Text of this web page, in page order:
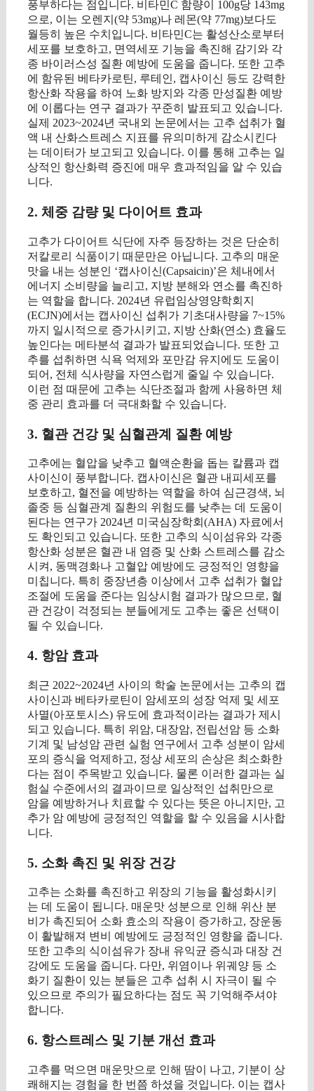
풍부하다는 점입니다. 비타민C 함량이 100g당 143mg
으로, 이는 오렌지(약 53mg)나 레몬(약 77mg)보다도
월등히 높은 수치입니다. 비타민C는 활성산소로부터
세포를 보호하고, 면역세포 기능을 촉진해 감기와 각
종 바이러스성 질환 예방에 도움을 줍니다. 또한 고추
에 함유된 베타카로틴, 루테인, 캡사이신 등도 강력한
항산화 작용을 하여 노화 방지와 각종 만성질환 예방
에 이롭다는 연구 결과가 꾸준히 발표되고 있습니다.
실제 2023~2024년 국내외 논문에서는 고추 섭취가 혈
액 내 산화스트레스 지표를 유의미하게 감소시킨다
는 데이터가 보고되고 있습니다. 이를 통해 고추는 일
상적인 항산화력 증진에 매우 효과적임을 알 수 있습
니다.
2. 체중 감량 및 다이어트 효과
고추가 다이어트 식단에 자주 등장하는 것은 단순히
저칼로리 식품이기 때문만은 아닙니다. 고추의 매운
맛을 내는 성분인 ‘캡사이신(Capsaicin)’은 체내에서
에너지 소비량을 늘리고, 지방 분해와 연소를 촉진하
는 역할을 합니다. 2024년 유럽임상영양학회지
(ECJN)에서는 캡사이신 섭취가 기초대사량을 7~15%
까지 일시적으로 증가시키고, 지방 산화(연소) 효율도
높인다는 메타분석 결과가 발표되었습니다. 또한 고
추를 섭취하면 식욕 억제와 포만감 유지에도 도움이
되어, 전체 식사량을 자연스럽게 줄일 수 있습니다.
이런 점 때문에 고추는 식단조절과 함께 사용하면 체
중 관리 효과를 더 극대화할 수 있습니다.
3. 혈관 건강 및 심혈관계 질환 예방
고추에는 혈압을 낮추고 혈액순환을 돕는 칼륨과 캡
사이신이 풍부합니다. 캡사이신은 혈관 내피세포를
보호하고, 혈전을 예방하는 역할을 하여 심근경색, 뇌
졸중 등 심혈관계 질환의 위험도를 낮추는 데 도움이
된다는 연구가 2024년 미국심장학회(AHA) 자료에서
도 확인되고 있습니다. 또한 고추의 식이섬유와 각종
항산화 성분은 혈관 내 염증 및 산화 스트레스를 감소
시켜, 동맥경화나 고혈압 예방에도 긍정적인 영향을
미칩니다. 특히 중장년층 이상에서 고추 섭취가 혈압
조절에 도움을 준다는 임상시험 결과가 많으므로, 혈
관 건강이 걱정되는 분들에게도 고추는 좋은 선택이
될 수 있습니다.
4. 항암 효과
최근 2022~2024년 사이의 학술 논문에서는 고추의 캡
사이신과 베타카로틴이 암세포의 성장 억제 및 세포
사멸(아포토시스) 유도에 효과적이라는 결과가 제시
되고 있습니다. 특히 위암, 대장암, 전립선암 등 소화
기계 및 남성암 관련 실험 연구에서 고추 성분이 암세
포의 증식을 억제하고, 정상 세포의 손상은 최소화한
다는 점이 주목받고 있습니다. 물론 이러한 결과는 실
험실 수준에서의 결과이므로 일상적인 섭취만으로
암을 예방하거나 치료할 수 있다는 뜻은 아니지만, 고
추가 암 예방에 긍정적인 역할을 할 수 있음을 시사합
니다.
5. 소화 촉진 및 위장 건강
고추는 소화를 촉진하고 위장의 기능을 활성화시키
는 데 도움이 됩니다. 매운맛 성분으로 인해 위산 분
비가 촉진되어 소화 효소의 작용이 증가하고, 장운동
이 활발해져 변비 예방에도 긍정적인 영향을 줍니다.
또한 고추의 식이섬유가 장내 유익균 증식과 대장 건
강에도 도움을 줍니다. 다만, 위염이나 위궤양 등 소
화기 질환이 있는 분들은 고추 섭취 시 자극이 될 수
있으므로 주의가 필요하다는 점도 꼭 기억해주셔야
합니다.
6. 항스트레스 및 기분 개선 효과
고추를 먹으면 매운맛으로 인해 땀이 나고, 기분이 상
쾌해지는 경험을 한 번쯤 하셨을 것입니다. 이는 캡사